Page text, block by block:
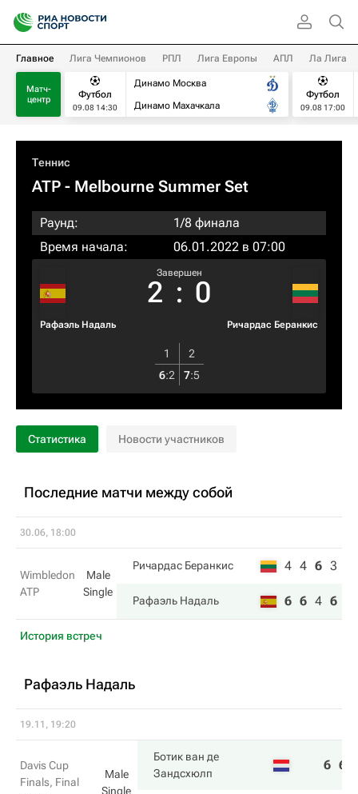
Главное Лига Чемпионов РПЛ Лига Европы АПЛ Ла Лига
Матч-
центр
Футбол
09.08 14:30
Динамо Москва
Динамо Махачкала
Футбол
09.08 17:00
Теннис
ATP - Melbourne Summer Set
Раунд:
1/8 финала
Время начала:
06.01.2022 в 07:00
Рафаэль Надаль
Завершен
2 : 0
Ричардас Беранкис
1
2
6:2 7:5
Статистика Новости участников
Последние матчи между собой
30.06, 18:00
Wimbledon
ATP
Male
Single
Ричардас Беранкис 4 4 6 3
Рафаэль Надаль 6 6 4 6
История встреч
Рафаэль Надаль
19.11, 19:20
Davis Cup
Finals, Final
Male
Single
Ботик ван де
Зандсхюлп
6 6